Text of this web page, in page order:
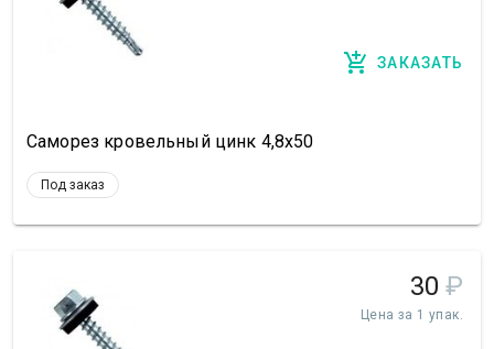
ЗАКАЗАТЬ
Саморез кровельный цинк 4,8х50
Под заказ
30 ₽
Цена за 1 упак.